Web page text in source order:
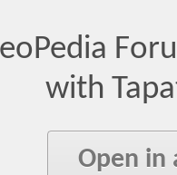
with
Open in